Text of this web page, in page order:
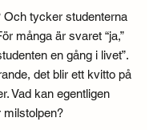
tycker studenterna
många är svaret “ja,”
en gång i livet”.
det blir ett kvitto på
Vad kan egentligen